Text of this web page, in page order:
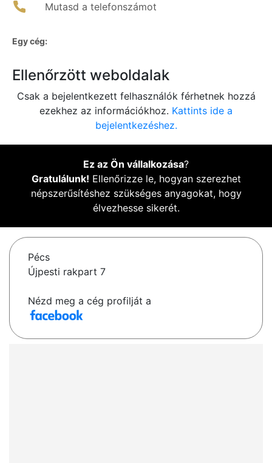
Mutasd a telefonszámot
Egy cég:
Ellenőrzött weboldalak
Csak a bejelentkezett felhasználók férhetnek hozzá
ezekhez az információkhoz. Kattints ide a
bejelentkezéshez.
Ez az Ön vállalkozása?
Gratulálunk! Ellenőrizze le, hogyan szerezhet
népszerűsítéshez szükséges anyagokat, hogy
élvezhesse sikerét.
Pécs
Újpesti rakpart 7
Nézd meg a cég profilját a